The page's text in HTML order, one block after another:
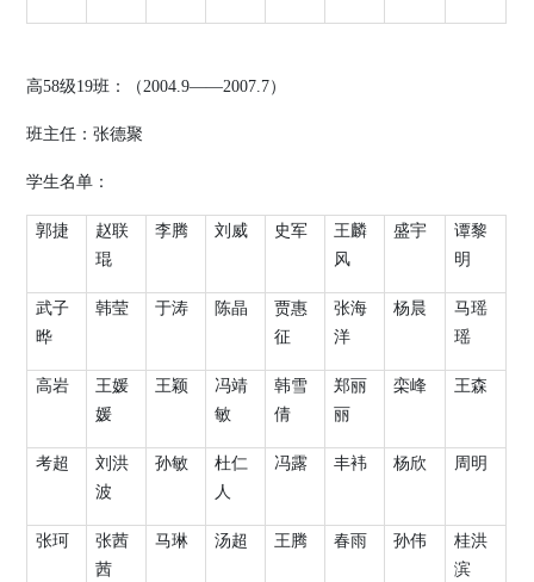
高58级19班：（2004.9——2007.7）
班主任：张德聚
学生名单：
郭捷
赵联
琨
李腾 刘威 史军
王麟
风
盛宇
谭黎
明
武子
晔
韩莹 于涛 陈晶
贾惠
征
张海
洋
杨晨
马瑶
瑶
高岩
王媛
媛
王颖
冯靖
敏
韩雪
倩
郑丽
丽
栾峰 王森
考超
刘洪
波
孙敏
杜仁
人
冯露 丰袆 杨欣 周明
张珂
张茜
茜
马琳 汤超 王腾 春雨 孙伟
桂洪
滨